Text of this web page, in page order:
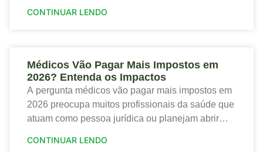
setor de saúde. Portanto,
CONTINUAR LENDO
Médicos Vão Pagar Mais Impostos em
2026? Entenda os Impactos
A pergunta médicos vão pagar mais impostos em
2026 preocupa muitos profissionais da saúde que
atuam como pessoa jurídica ou planejam abrir
mudanças
CONTINUAR LENDO